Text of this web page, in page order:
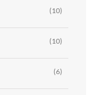
(10)
(10)
(6)